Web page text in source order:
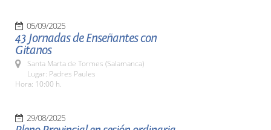
05/09/2025
43 Jornadas de Enseñantes con
Gitanos
Santa Marta de Tormes (Salamanca)
Lugar: Padres Paules
Hora: 10:00 h.
29/08/2025